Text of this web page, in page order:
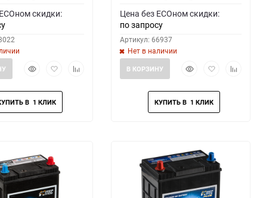
скидки:
БыстрыйДобавить
избранное
Добавить
Цена без ECOном скидки:
по запросу
Артикул: 66937
Нет в наличии
БыстрыйДобавить
избранное
Добавить
В КОРЗИНУ